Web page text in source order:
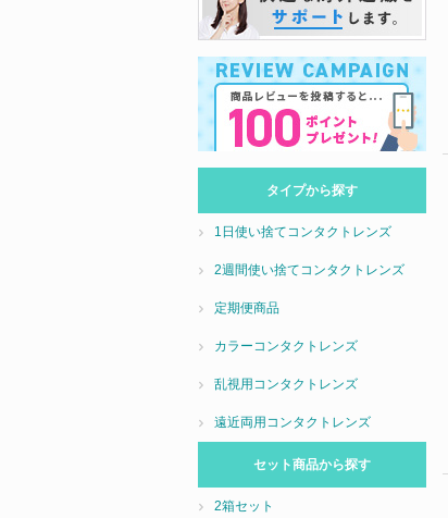
タイプから探す
1日使い捨てコンタクトレンズ
2週間使い捨てコンタクトレンズ
定期便商品
カラーコンタクトレンズ
乱視用コンタクトレンズ
遠近両用コンタクトレンズ
セット商品から探す
2箱セット